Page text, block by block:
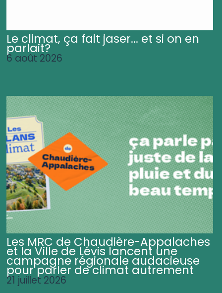
Le climat, ça fait jaser... et si on en
parlait?
6 août 2026
Les MRC de Chaudière-Appalaches
et la Ville de Lévis lancent une
campagne régionale audacieuse
pour parler de climat autrement
21 juillet 2026